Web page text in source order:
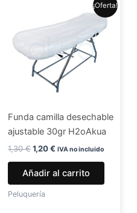
¡Oferta!
Funda camilla desechable
ajustable 30gr H2oAkua
1,30€
original
era:
1,20€
actual
1,20 €.
IVA no incluido
Añadir al carrito
Peluquería